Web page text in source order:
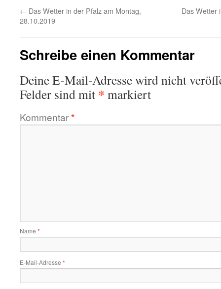
← Das Wetter in der Pfalz am Montag,
28.10.2019
Das Wetter
Schreibe einen Kommentar
Deine E-Mail-Adresse wird nicht
Felder sind mit * markiert
Kommentar*
Name *
E-Mail-Adresse *